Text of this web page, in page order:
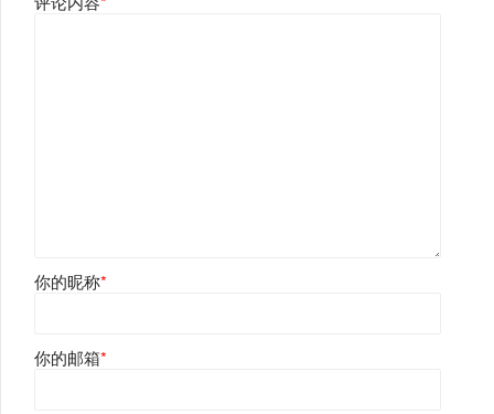
你的昵称*
你的邮箱*